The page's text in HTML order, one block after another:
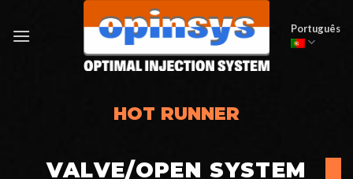
Português
HOT RUNNER
VALVE/OPEN SYSTEM